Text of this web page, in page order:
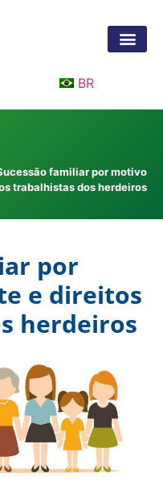
BR
familiar por motivo
trabalhistas dos herdeiros
por
e direitos
herdeiros